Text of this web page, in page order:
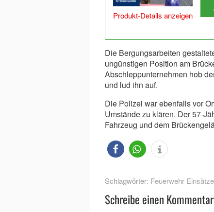
Produkt-Details anzeigen
Die Bergungsarbeiten
ungünstigen Position am
Abschleppunternehmen hob
und lud ihn auf.
Die Polizei war ebenfalls vor
Umstände zu klären. Der 57-
Fahrzeug und dem
Schlagwörter: Feuerwehr Einsätze
Schreibe einen Kommentar